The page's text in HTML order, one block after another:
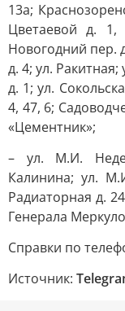
13а;
Цветаевой д.
Новогодний пер.
д. 4; ул.
д. 1; ул.
4, 47, 6;
«Цементник»;
– ул. М.И.
Калинина; ул.
Радиаторная д.
Генерала
Справки по
Источник: